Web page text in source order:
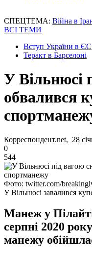
СПЕЦТЕМА: Війна в
ВСІ ТЕМИ
Вступ України в ЄС
Теракт в Барселоні
У Вільнюсі
обвалився
Корреспондент.net, 28
0
544
Фото: twitter.com/
У Вільнюсі завалився
Манеж у
серпні 2020
манежу